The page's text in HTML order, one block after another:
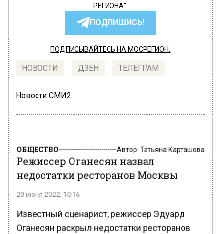
РЕГИОНА".
ПОДПИШИСЬ!
ПОДПИСЫВАЙТЕСЬ НА МОСРЕГИОН:
НОВОСТИ ДЗЕН ТЕЛЕГРАМ
Новости СМИ2
ОБЩЕСТВО Автор:Татьяна Карташова
Режиссер Оганесян назвал
недостатки ресторанов Москвы
20 июня 2022, 10:16
Известный сценарист, режиссер Эдуард
Оганесян раскрыл недостатки ресторанов